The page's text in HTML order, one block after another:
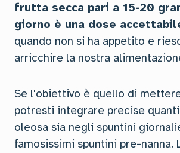
frutta secca pari a 15-20
giorno è una dose
quando non si ha appetito e
arricchire la nostra
Se l'obiettivo è quello di
potresti integrare precise
oleosa sia negli spuntini
famosissimi spuntini pre-nanna.